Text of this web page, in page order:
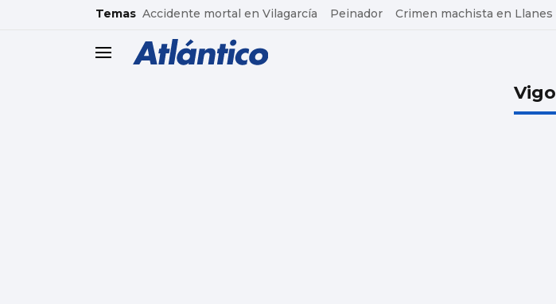
common.go-to-content
Temas Accidente mortal en Vilagarcía Peinador Crimen machista en Llanes
header.menu.open
Vigo